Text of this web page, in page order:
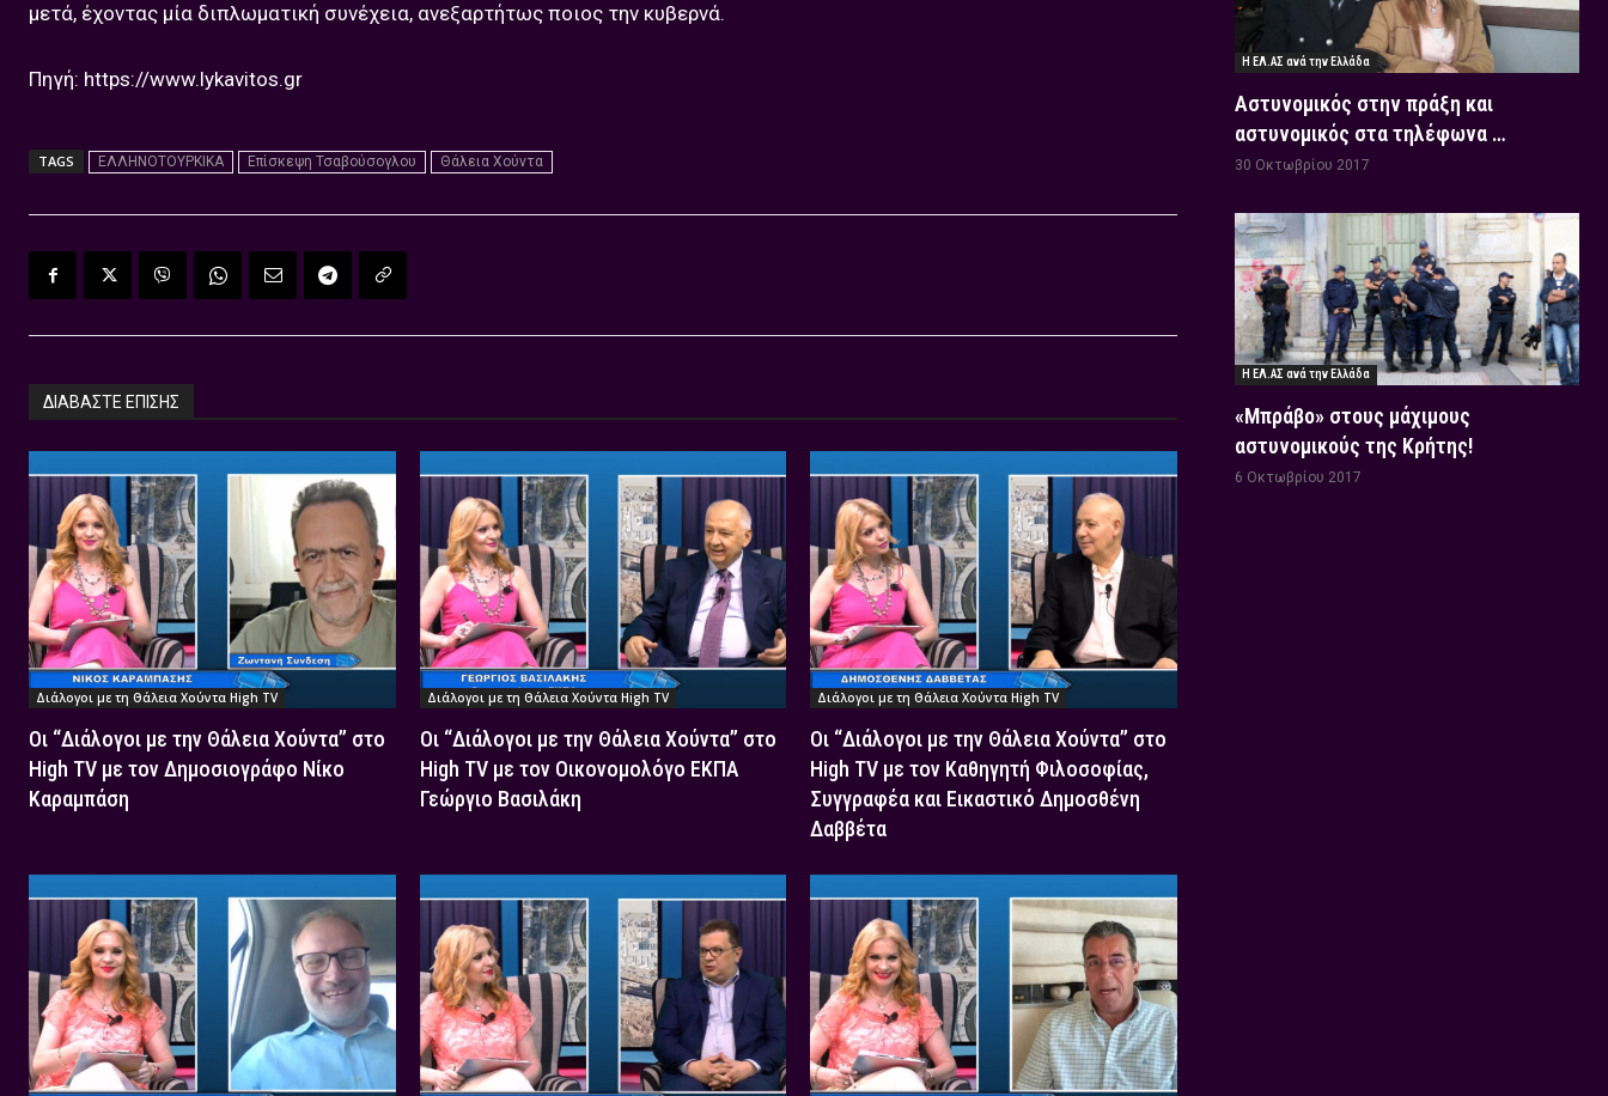
μετά, έχοντας μία διπλωματική συνέχεια, ανεξαρτήτως ποιος την κυβερνά.
Πηγή: https://www.lykavitos.gr
TAGS ΕΛΛΗΝΟΤΟΥΡΚΙΚΑ Επίσκεψη Τσαβούσογλου Θάλεια Χούντα
ΔΙΑΒΑΣΤΕ ΕΠΙΣΗΣ
Διάλογοι με τη Θάλεια Χούντα High TV
Οι “Διάλογοι με την Θάλεια Χούντα” στο
High TV με τον Δημοσιογράφο Νίκο
Καραμπάση
Διάλογοι με τη Θάλεια Χούντα High TV
Οι “Διάλογοι με την Θάλεια Χούντα” στο
High TV με τον Οικονομολόγο ΕΚΠΑ
Γεώργιο Βασιλάκη
Διάλογοι με τη Θάλεια Χούντα High TV
Οι “Διάλογοι με την Θάλεια Χούντα” στο
High TV με τον Καθηγητή Φιλοσοφίας,
Συγγραφέα και Εικαστικό Δημοσθένη
Δαββέτα
Η ΕΛ.ΑΣ ανά την Ελλάδα
Αστυνομικός στην πράξη και
αστυνομικός στα τηλέφωνα …
30 Οκτωβρίου 2017
Η ΕΛ.ΑΣ ανά την Ελλάδα
«Μπράβο» στους μάχιμους
αστυνομικούς της Κρήτης!
6 Οκτωβρίου 2017